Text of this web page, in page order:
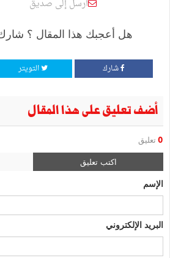
أرسل إلى صديق
هل أعجبك هذا المقال ؟
شارك التويتر
أضف تعليق على هذا المقال
0 تعليق
اكتب تعليق
الإسم
البريد الإلكتروني